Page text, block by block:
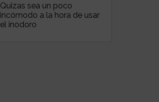
Quizas sea un poco
incómodo a la hora de usar
el inodoro